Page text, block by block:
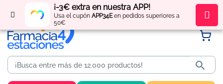
¡-3€ extra en nuestra APP!
Usa el cupón APP34Een pedidos superiores a
50€
Regístratey obténpuntos por tus compras
